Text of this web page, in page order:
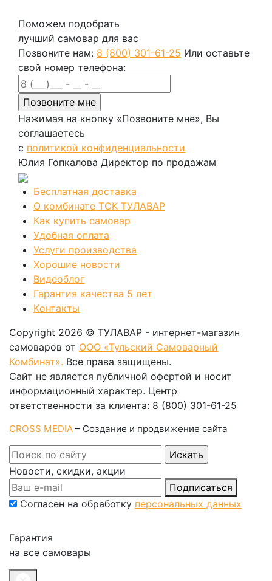
Поможем подобрать
лучший самовар для вас
Позвоните нам: 8 (800) 301-61-25 Или оставьте
свой номер телефона:
Нажимая на кнопку «Позвоните мне», Вы
соглашаетесь
с политикой конфиденциальности
Юлия Гопкалова Директор по продажам
Бесплатная доставка
О комбинате ТСК ТУЛАВАР
Как купить самовар
Удобная оплата
Услуги производства
Хорошие новости
Видеоблог
Гарантия качества 5 лет
Kонтакты
Copyright 2026 © ТУЛАВАР - интернет-магазин
самоваров от ООО «Тульский Самоварный
Комбинат». Все права защищены.
Сайт не является публичной офертой и носит
информационный характер. Центр
ответственности за клиента: 8 (800) 301-61-25
CROSS MEDIA – Создание и продвижение сайта
Новости, скидки, акции
Подписаться
Согласен на обработку персональных данных
Гарантия
на все самовары